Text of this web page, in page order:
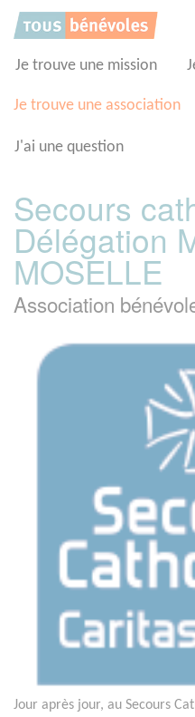
Je trouve une mission
Je trouve une association
J'ai une question
Secours
Délégation
MOSELLE
Association
Jour après jour, au Secours
Panneau de gestion des cookies